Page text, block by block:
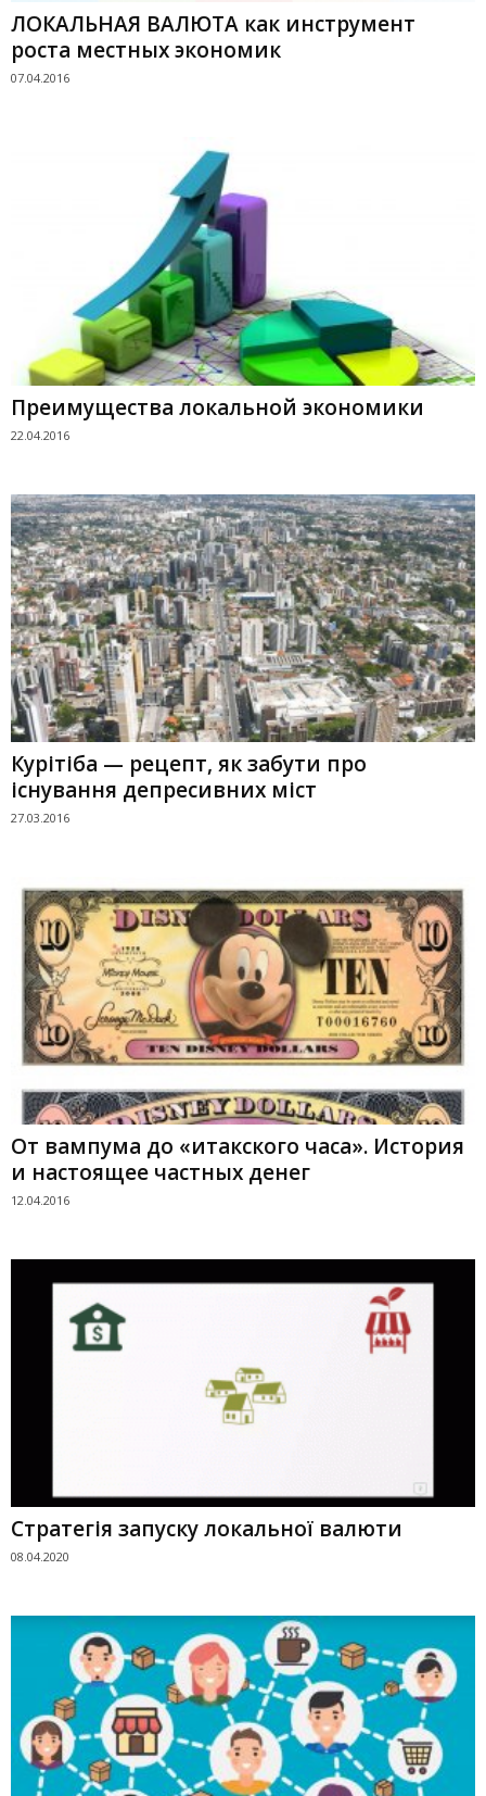
ЛОКАЛЬНАЯ ВАЛЮТА как инструмент
роста местных экономик
07.04.2016
Преимущества локальной экономики
22.04.2016
Курітіба — рецепт, як забути про
існування депресивних міст
27.03.2016
От вампума до «итакского часа». История
и настоящее частных денег
12.04.2016
Стратегія запуску локальної валюти
08.04.2020